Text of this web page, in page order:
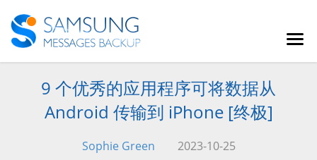
9 个优秀的应用程序可将数据从
Android 传输到 iPhone [终极]
Sophie Green 2023-10-25